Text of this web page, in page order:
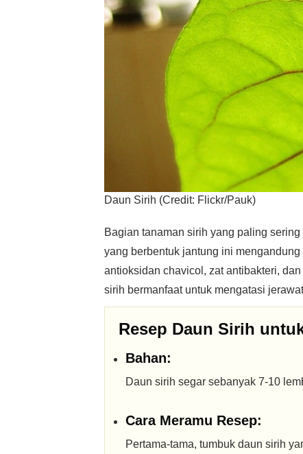
Daun Sirih (Credit: Flickr/Pauk)
Bagian tanaman sirih yang paling
yang berbentuk jantung ini
antioksidan chavicol, zat antibakteri,
sirih bermanfaat untuk mengatasi
Resep Daun Sirih
Bahan:
Daun sirih segar sebanyak 7-10
Cara Meramu Resep:
Pertama-tama, tumbuk daun sirih